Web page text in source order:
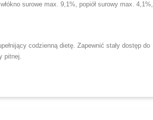
surowe max. 9,1%, popiół surowy max. 4,1%,
codzienną dietę. Zapewnić stały dostęp do
pitnej.